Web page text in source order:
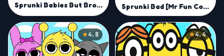
Sprunki Babies But Broken Mod Sprunki Bad [Mr Fun Computer]
4.8 4.4